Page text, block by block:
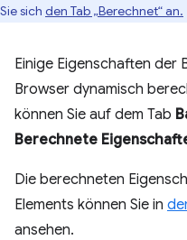
Sie sich den Tab „Berechnet“ an.
Einige Eigenschaften der
Browser dynamisch
können Sie auf dem Tab
Berechnete
Die berechneten
Elements können Sie in
ansehen.